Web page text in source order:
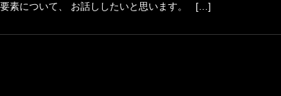
素について、 お話ししたいと思います。 […]